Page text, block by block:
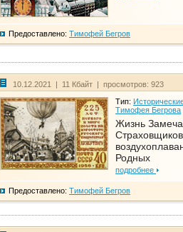
Предоставлено: Тимофей Бегров
10.12.2021 | 11 Кбайт | просмотров: 923
Тип:
Тимофея Бегрова
Жизнь
Родных
подробнее
Предоставлено: Тимофей Бегров